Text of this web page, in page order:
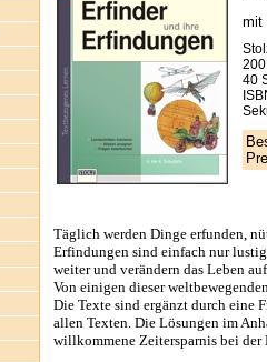
mit
40
Täglich werden Dinge erfunden,
Erfindungen sind einfach nur
weiter und verändern das Leben
Von einigen dieser
Die Texte sind ergänzt durch eine
allen Texten. Die Lösungen im
willkommene Zeitersparnis bei der